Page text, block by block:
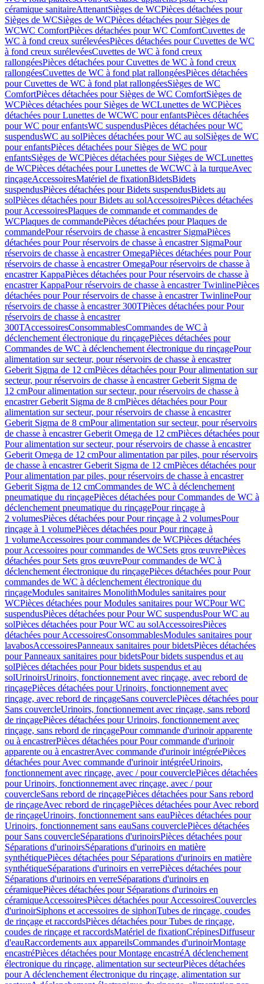
céramique sanitaireAttenantSièges de WCPièces détachées pour
Sièges de WCSièges de WCPièces détachées pour Sièges de
WCWC ComfortPièces détachées pour WC ComfortCuvettes de
WC à fond creux surélevéesPièces détachées pour Cuvettes de WC
à fond creux surélevéesCuvettes de WC à fond creux
rallongéesPièces détachées pour Cuvettes de WC à fond creux
rallongéesCuvettes de WC à fond plat rallongéesPièces détachées
pour Cuvettes de WC à fond plat rallongéesSièges de WC
ComfortPièces détachées pour Sièges de WC ComfortSièges de
WCPièces détachées pour Sièges de WCLunettes de WCPièces
détachées pour Lunettes de WCWC pour enfantsPièces détachées
pour WC pour enfantsWC suspendusPièces détachées pour WC
suspendusWC au solPièces détachées pour WC au solSièges de WC
pour enfantsPièces détachées pour Sièges de WC pour
enfantsSièges de WCPièces détachées pour Sièges de WCLunettes
de WCPièces détachées pour Lunettes de WCWC à la turqueAvec
rinçageAccessoiresMatériel de fixationBidetsBidets
suspendusPièces détachées pour Bidets suspendusBidets au
solPièces détachées pour Bidets au solAccessoiresPièces détachées
pour AccessoiresPlaques de commande et commandes de
WCPlaques de commandePièces détachées pour Plaques de
commandePour réservoirs de chasse à encastrer SigmaPièces
détachées pour Pour réservoirs de chasse à encastrer SigmaPour
réservoirs de chasse à encastrer OmegaPièces détachées pour Pour
réservoirs de chasse à encastrer OmegaPour réservoirs de chasse à
encastrer KappaPièces détachées pour Pour réservoirs de chasse à
encastrer KappaPour réservoirs de chasse à encastrer TwinlinePièces
détachées pour Pour réservoirs de chasse à encastrer TwinlinePour
réservoirs de chasse à encastrer 300TPièces détachées pour Pour
réservoirs de chasse à encastrer
300TAccessoiresConsommablesCommandes de WC à
déclenchement électronique du rinçagePièces détachées pour
Commandes de WC à déclenchement électronique du rinçagePour
alimentation sur secteur, pour réservoirs de chasse à encastrer
Geberit Sigma de 12 cmPièces détachées pour Pour alimentation sur
secteur, pour réservoirs de chasse à encastrer Geberit Sigma de
12 cmPour alimentation sur secteur, pour réservoirs de chasse à
encastrer Geberit Sigma de 8 cmPièces détachées pour Pour
alimentation sur secteur, pour réservoirs de chasse à encastrer
Geberit Sigma de 8 cmPour alimentation sur secteur, pour réservoirs
de chasse à encastrer Geberit Omega de 12 cmPièces détachées pour
Pour alimentation sur secteur, pour réservoirs de chasse à encastrer
Geberit Omega de 12 cmPour alimentation par piles, pour réservoirs
de chasse à encastrer Geberit Sigma de 12 cmPièces détachées pour
Pour alimentation par piles, pour réservoirs de chasse à encastrer
Geberit Sigma de 12 cmCommandes de WC à déclenchement
pneumatique du rinçagePièces détachées pour Commandes de WC à
déclenchement pneumatique du rinçagePour rinçage à
2 volumesPièces détachées pour Pour rinçage à 2 volumesPour
rinçage à 1 volumePièces détachées pour Pour rinçage à
1 volumeAccessoires pour commandes de WCPièces détachées
pour Accessoires pour commandes de WCSets gros œuvrePièces
détachées pour Sets gros œuvrePour commandes de WC à
déclenchement électronique du rinçagePièces détachées pour Pour
commandes de WC à déclenchement électronique du
rinçageModules sanitaires MonolithModules sanitaires pour
WCPièces détachées pour Modules sanitaires pour WCPour WC
suspendusPièces détachées pour Pour WC suspendusPour WC au
solPièces détachées pour Pour WC au solAccessoiresPièces
détachées pour AccessoiresConsommablesModules sanitaires pour
lavabosAccessoiresPanneaux sanitaires pour bidetsPièces détachées
pour Panneaux sanitaires pour bidetsPour bidets suspendus et au
solPièces détachées pour Pour bidets suspendus et au
solUrinoirsUrinoirs, fonctionnement avec rinçage, avec rebord de
rinçagePièces détachées pour Urinoirs, fonctionnement avec
rinçage, avec rebord de rinçageSans couverclePièces détachées pour
Sans couvercleUrinoirs, fonctionnement avec rinçage, sans rebord
de rinçagePièces détachées pour Urinoirs, fonctionnement avec
rinçage, sans rebord de rinçagePour commande d'urinoir apparente
ou à encastrerPièces détachées pour Pour commande d'urinoir
apparente ou à encastrerAvec commande d'urinoir intégréePièces
détachées pour Avec commande d'urinoir intégréeUrinoirs,
fonctionnement avec rinçage, avec / pour couverclePièces détachées
pour Urinoirs, fonctionnement avec rinçage, avec / pour
couvercleSans rebord de rinçagePièces détachées pour Sans rebord
de rinçageAvec rebord de rinçagePièces détachées pour Avec rebord
de rinçageUrinoirs, fonctionnement sans eauPièces détachées pour
Urinoirs, fonctionnement sans eauSans couverclePièces détachées
pour Sans couvercleSéparations d'urinoirsPièces détachées pour
Séparations d'urinoirsSéparations d'urinoirs en matière
synthétiquePièces détachées pour Séparations d'urinoirs en matière
synthétiqueSéparations d'urinoirs en verrePièces détachées pour
Séparations d'urinoirs en verreSéparations d'urinoirs en
céramiquePièces détachées pour Séparations d'urinoirs en
céramiqueAccessoiresPièces détachées pour AccessoiresCouvercles
d'urinoirSiphons et accessoires de siphonTubes de rinçage, coudes
de rinçage et raccordsPièces détachées pour Tubes de rinçage,
coudes de rinçage et raccordsMatériel de fixationCrépinesDiffuseur
d'eauRaccordements aux appareilsCommandes d'urinoirMontage
encastréPièces détachées pour Montage encastréA déclenchement
électronique du rinçage, alimentation sur secteurPièces détachées
pour A déclenchement électronique du rinçage, alimentation sur